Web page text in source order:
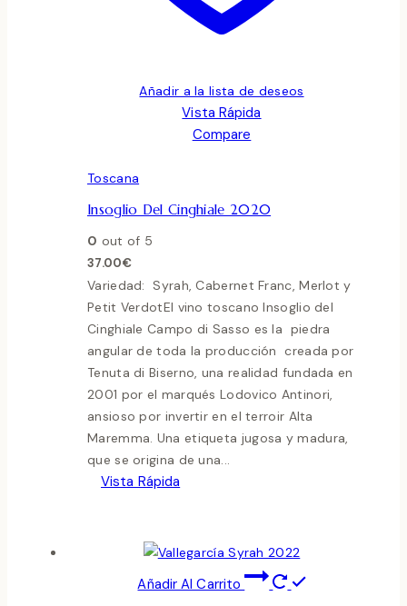
Añadir a la lista de deseos
Vista Rápida
Compare
Toscana
Insoglio Del Cinghiale 2020
0 out of 5
37.00€
Variedad: Syrah, Cabernet Franc, Merlot y
Petit VerdotEl vino toscano Insoglio del
Cinghiale Campo di Sasso es la piedra
angular de toda la producción creada por
Tenuta di Biserno, una realidad fundada en
2001 por el marqués Lodovico Antinori,
ansioso por invertir en el terroir Alta
Maremma. Una etiqueta jugosa y madura,
que se origina de una...
Vista Rápida
Añadir Al Carrito